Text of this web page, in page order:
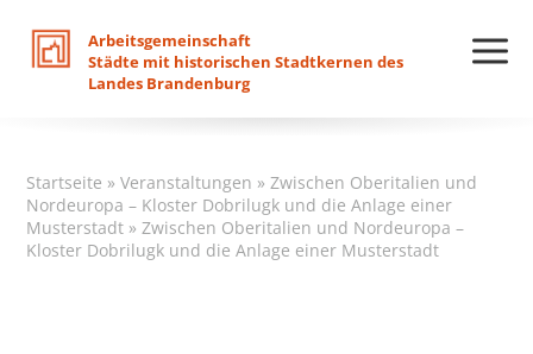
Arbeitsgemeinschaft
Städte mit historischen Stadtkernen des
Landes Brandenburg
Startseite »Veranstaltungen »Zwischen Oberitalien und
Nordeuropa – Kloster Dobrilugk und die Anlage einer
Musterstadt »Zwischen Oberitalien und Nordeuropa –
Kloster Dobrilugk und die Anlage einer Musterstadt